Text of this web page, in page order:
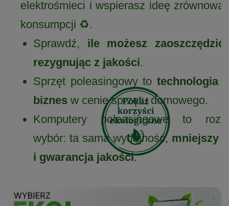
elektrośmieci i wspierasz ideę
konsumpcji ♻️.
Sprawdź, ile możesz
rezygnując z jakości.
Sprzęt poleasingowy to technologia
biznes w cenie sprzętu domowego.
Komputery poleasingowe to
wybór: ta sama wydajność, mniejszy
i gwarancja jakości.